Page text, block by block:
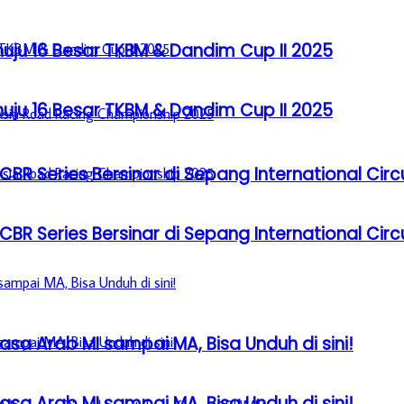
16 Besar TKBM & Dandim Cup II 2025
Series Bersinar di Sepang International
Arab MI sampai MA, Bisa Unduh di sini!
16 Besar TKBM & Dandim Cup II 2025
Series Bersinar di Sepang International